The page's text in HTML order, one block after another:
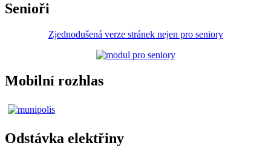
Senioři
Zjednodušená verze stránek nejen pro seniory
Mobilní rozhlas
Odstávka elektřiny